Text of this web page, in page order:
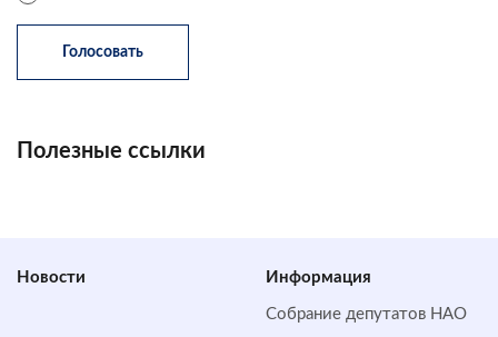
Полезные ссылки
Новости Информация
Собрание депутатов НАО